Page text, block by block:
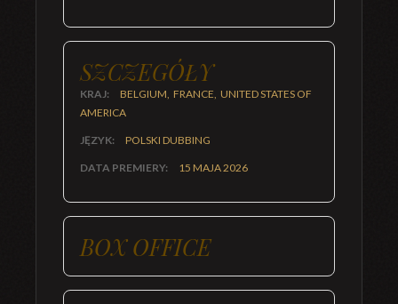
SZCZEGÓŁY
KRAJ:
BELGIUM, FRANCE, UNITED STATES OF
AMERICA
JĘZYK: POLSKI DUBBING
DATA PREMIERY: 15 MAJA 2026
BOX OFFICE